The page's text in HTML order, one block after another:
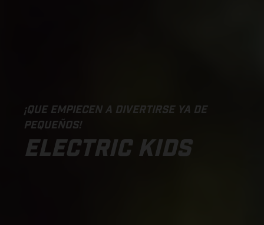
¡QUE EMPIECEN A DIVERTIRSE YA DE
PEQUEÑOS!
ELECTRIC KIDS